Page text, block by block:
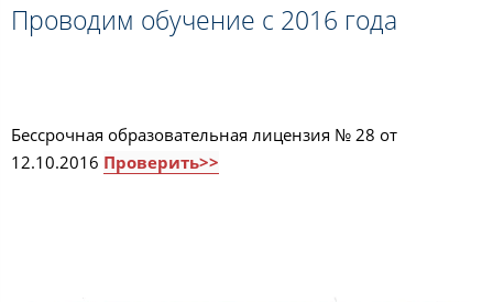
Проводим обучение с 2016 года
Бессрочная образовательная лицензия № 28 от
12.10.2016 Проверить>>